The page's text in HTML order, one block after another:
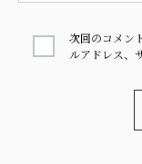
次回のコメン
ルアドレス、